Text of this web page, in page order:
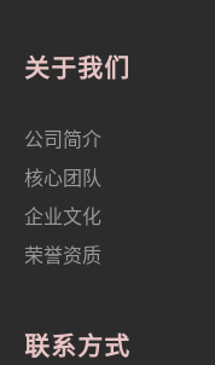
关于我们
公司简介
核心团队
企业文化
荣誉资质
联系方式